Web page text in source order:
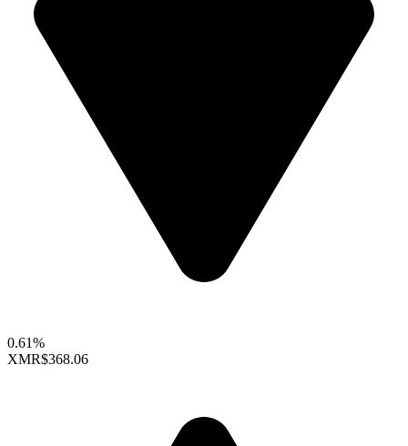
0.61%
XMR$368.06